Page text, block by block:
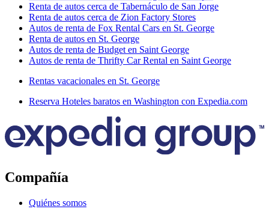
Renta de autos cerca de Tabernáculo de San Jorge
Renta de autos cerca de Zion Factory Stores
Autos de renta de Fox Rental Cars en St. George
Renta de autos en St. George
Autos de renta de Budget en Saint George
Autos de renta de Thrifty Car Rental en Saint George
Rentas vacacionales en St. George
Reserva Hoteles baratos en Washington con Expedia.com
Compañía
Quiénes somos